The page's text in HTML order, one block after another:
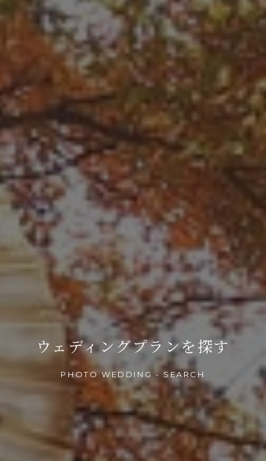
ウェディングプランを探す
PHOTO WEDDING - SEARCH